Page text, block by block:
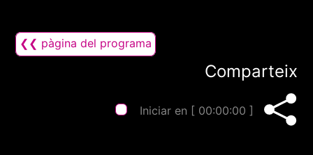
❮❮ pàgina del programa
Comparteix
Iniciar en [ 00:00:00 ]